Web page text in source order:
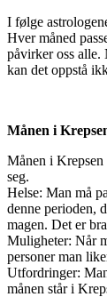
I følge
Hver måned
påvirker oss alle.
kan det oppstå
Månen i
Månen i
seg.
Helse: Man må
denne perioden,
magen. Det er
Muligheter: Når
personer man
Utfordringer:
månen står i